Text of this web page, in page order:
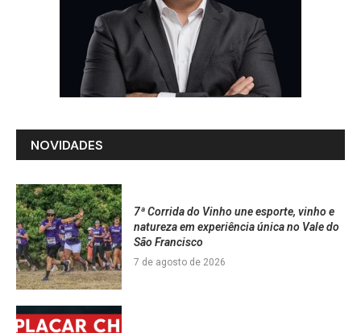
NOVIDADES
7ª Corrida do Vinho une esporte, vinho e
natureza em experiência única no Vale do
São Francisco
7 de agosto de 2026